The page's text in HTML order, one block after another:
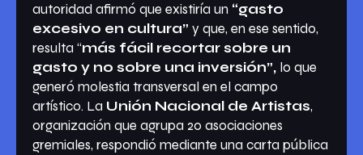
autoridad afirmó que existiría un “gasto
excesivo en cultura” y que, en ese sentido,
resulta “más fácil recortar sobre un
gasto y no sobre una inversión”, lo que
generó molestia transversal en el campo
artístico. La Unión Nacional de Artistas,
organización que agrupa 20 asociaciones
gremiales, respondió mediante una carta pública